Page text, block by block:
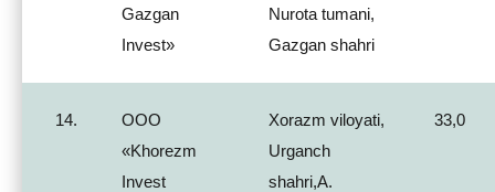
Gazgan
Invest»
Nurota tumani,
Gazgan shahri
14.
ООО
«Khorezm
Invest
Xorazm viloyati,
Urganch
shahri,A.
33,0